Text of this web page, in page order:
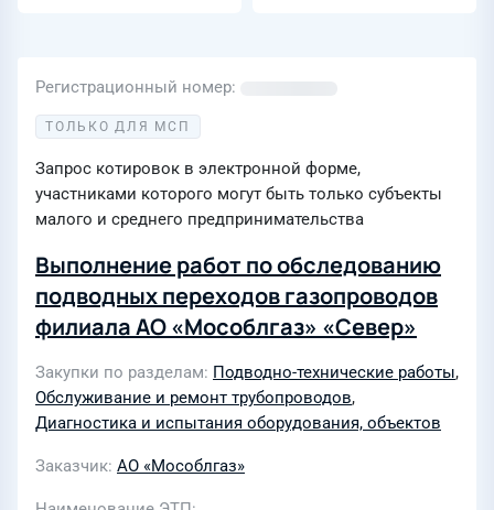
Регистрационный номер
ТОЛЬКО ДЛЯ МСП
Запрос котировок в электронной форме,
участниками которого могут быть только субъекты
малого и среднего предпринимательства
Выполнение работ по обследованию
подводных переходов газопроводов
филиала АО «Мособлгаз» «Север»
Закупки по разделам Подводно-технические работы,
Обслуживание и ремонт трубопроводов,
Диагностика и испытания оборудования, объектов
Заказчик АО «Мособлгаз»